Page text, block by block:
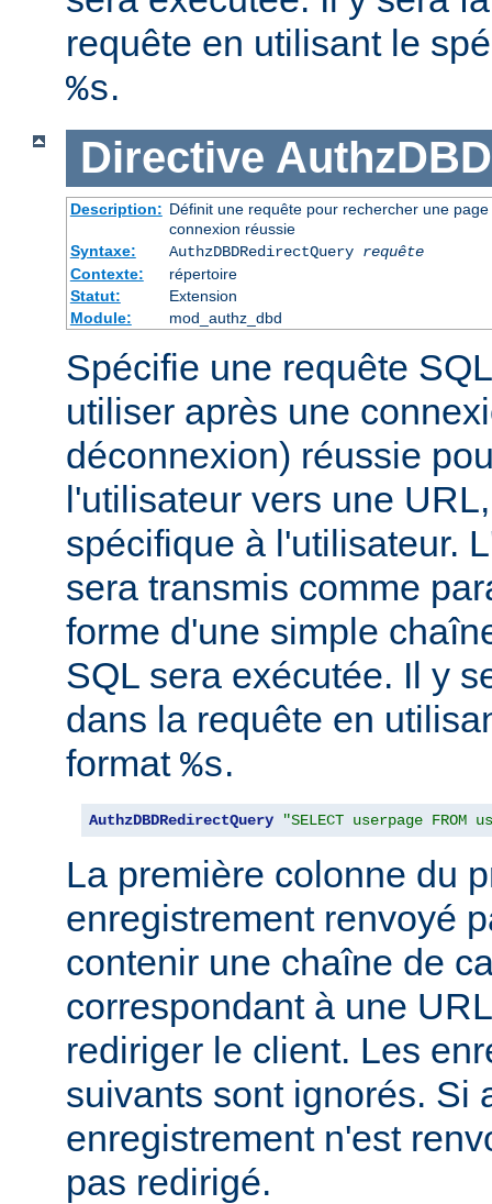
requête en utilisant le
%s.
Directive
Description: Définit une requête pour rechercher une
connexion réussie
Syntaxe:
AuthzDBDRedirectQuery requête
Contexte:
répertoire
Statut:
Extension
Module:
mod_authz_dbd
Spécifie une requête
utiliser après une
déconnexion) réussie
l'utilisateur vers une
spécifique à l'utilisateur.
sera transmis comme
forme d'une simple
SQL sera exécutée. Il y
dans la requête en
format %s.
AuthzDBDRedirectQuery "SELECT userpage FROM
La première colonne du
enregistrement renvoyé
contenir une chaîne de
correspondant à une
rediriger le client. Les
suivants sont ignorés. Si
enregistrement n'est
pas redirigé.